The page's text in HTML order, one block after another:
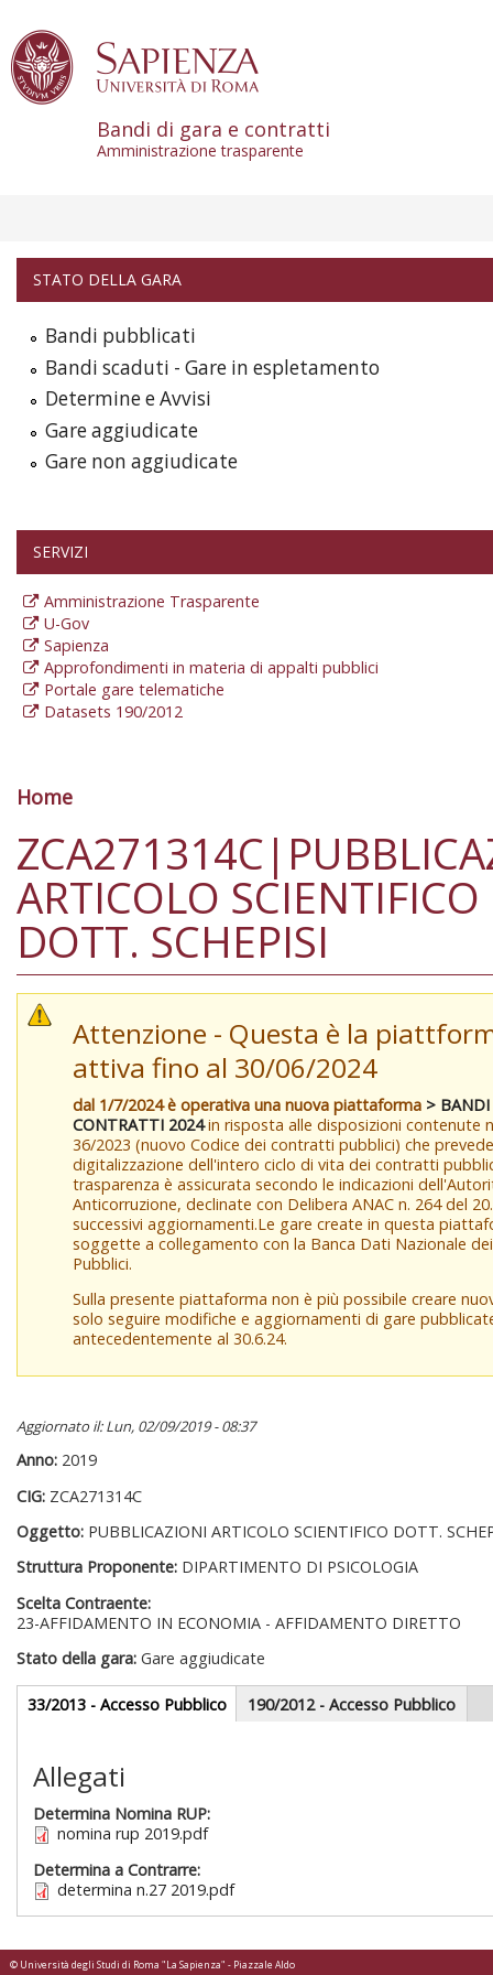
Bandi di gara e contratti
Amministrazione trasparente
STATO DELLA GARA
Bandi pubblicati
Bandi scaduti - Gare in espletamento
Determine e Avvisi
Gare aggiudicate
Gare non aggiudicate
SERVIZI
Amministrazione Trasparente
U-Gov
Sapienza
Approfondimenti in materia di appalti pubblici
Portale gare telematiche
Datasets 190/2012
Tu sei qui
Home
ARTICOLO SCIENTIFICO
DOTT. SCHEPISI
Attenzione - Questa è la
attiva fino al 30/06/2024
dal 1/7/2024 è operativa una nuova piattaforma > BANDI
CONTRATTI 2024in risposta alle disposizioni contenute
36/2023 (nuovo Codice dei contratti pubblici) che
digitalizzazione dell'intero ciclo di vita dei contratti
trasparenza è assicurata secondo le indicazioni
Anticorruzione, declinate con Delibera ANAC n. 264 del
successivi aggiornamenti.Le gare create in questa
soggette a collegamento con la Banca Dati Nazionale
Pubblici.
Sulla presente piattaforma non è più possibile creare
solo seguire modifiche e aggiornamenti di gare
antecedentemente al 30.6.24.
Aggiornato il: Lun, 02/09/2019 - 08:37
Anno: 2019
CIG: ZCA271314C
Oggetto: PUBBLICAZIONI ARTICOLO SCIENTIFICO DOTT.
Struttura Proponente: DIPARTIMENTO DI PSICOLOGIA
Scelta Contraente:
23-AFFIDAMENTO IN ECONOMIA - AFFIDAMENTO DIRETTO
Stato della gara: Gare aggiudicate
Gare appalti
33/2013 - Accesso Pubblico(scheda
attiva)
190/2012 - Accesso Pubblico
Sezione redazionale
Allegati
Determina Nomina RUP:
nomina rup 2019.pdf
Determina a Contrarre:
determina n.27 2019.pdf
© Università degli Studi di Roma "La Sapienza" - Piazzale Aldo